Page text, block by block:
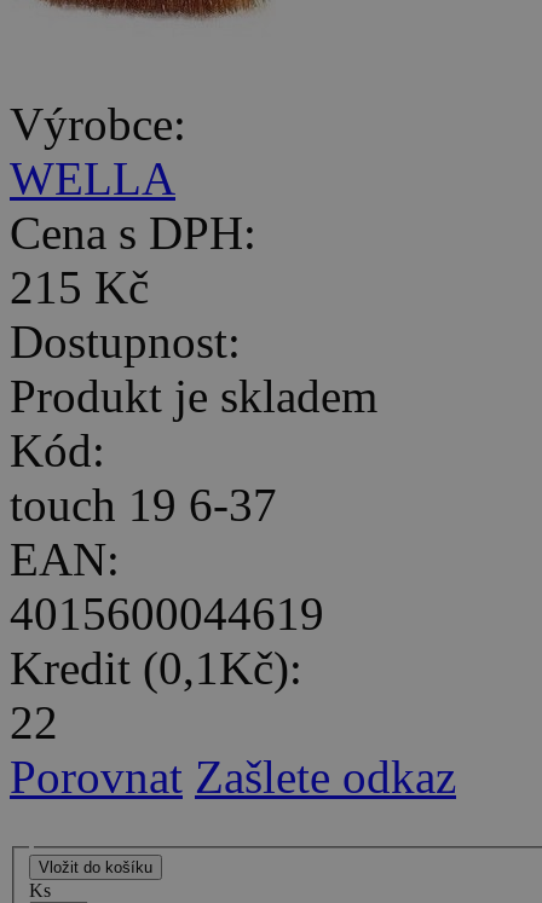
Výrobce:
WELLA
Cena s DPH:
215 Kč
Dostupnost:
Produkt je skladem
Kód:
touch 19 6-37
EAN:
4015600044619
Kredit (0,1Kč):
22
Porovnat Zašlete odkaz
Ks